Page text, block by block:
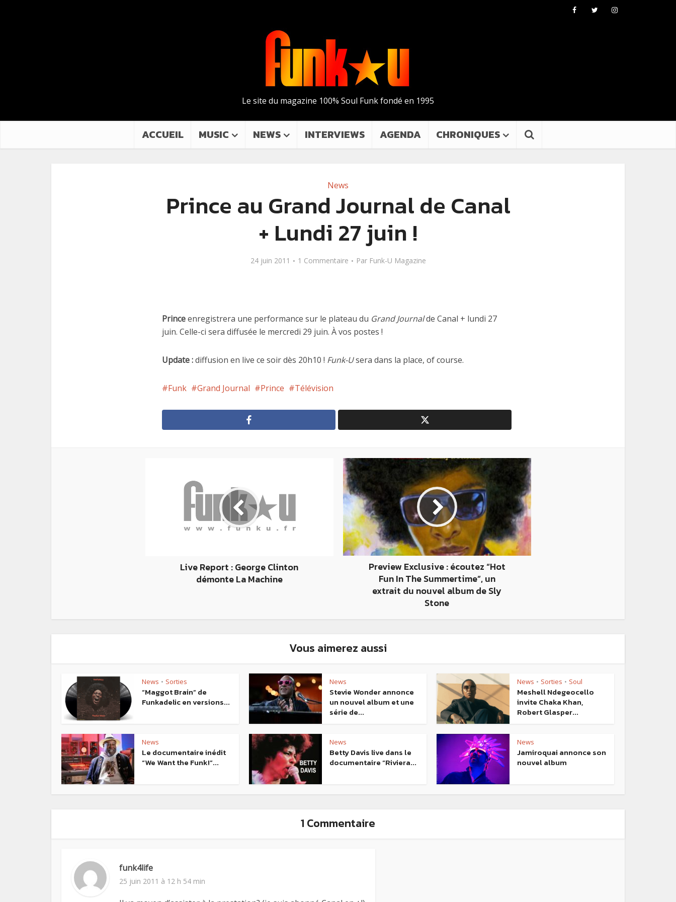
Le site du magazine 100% Soul Funk fondé en 1995
ACCUEIL MUSIC NEWS INTERVIEWS AGENDA CHRONIQUES
News
Prince au Grand Journal de Canal
+ Lundi 27 juin !
24 juin 2011 1 Commentaire Par Funk-U Magazine
Princeenregistrera une performance sur le plateau du Grand Journalde Canal + lundi 27
juin. Celle-ci sera diffusée le mercredi 29 juin. À vos postes !
Update :diffusion en live ce soir dès 20h10 ! Funk-Usera dans la place, of course.
Funk Grand Journal Prince Télévision
Live Report : George Clinton
démonte La Machine
Preview Exclusive : écoutez “Hot
Fun In The Summertime”, un
extrait du nouvel album de Sly
Stone
Vous aimerez aussi
News • Sorties
“Maggot Brain” de
Funkadelic en versions...
News
Stevie Wonder annonce
un nouvel album et une
série de...
News • Sorties • Soul
Meshell Ndegeocello
invite Chaka Khan,
Robert Glasper...
News
Le documentaire inédit
“We Want the Funk!”...
News
Betty Davis live dans le
documentaire “Riviera...
News
Jamiroquai annonce son
nouvel album
1 Commentaire
funk4life
25 juin 2011 à 12 h 54 min